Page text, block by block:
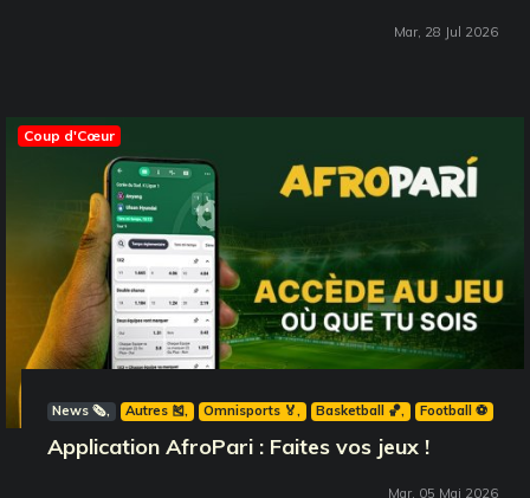
Mar, 28 Jul 2026
Coup d'Cœur
News 🗞️ Autres 🎽 Omnisports 🏅 Basketball 🏀 Football ⚽️
Application AfroPari : Faites vos jeux !
Mar, 05 Mai 2026